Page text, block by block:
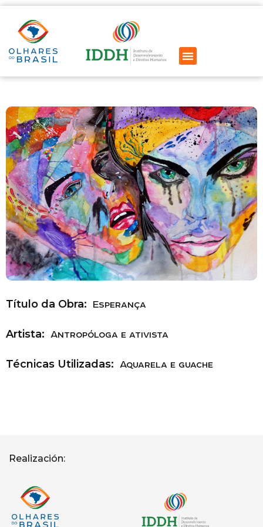
Título da Obra: Esperança
Artista: Antropóloga e ativista
Técnicas Utilizadas: Aquarela e guache
Realización: